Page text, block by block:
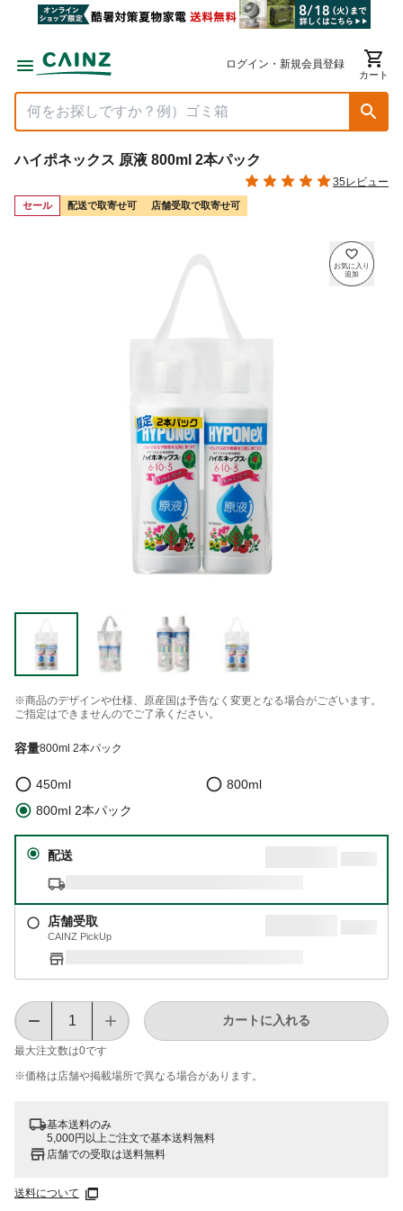
ログイン・新規会員登録
カート
ハイポネックス 原液 800ml 2本パック
35レビュー
セール 配送で取寄せ可 店舗受取で取寄せ可
※商品のデザインや仕様、原産国は予告なく変更となる場合がございます。
ご指定はできませんのでご了承ください。
容量800ml 2本パック
450ml
800ml
800ml 2本パック
配送
店舗受取
CAINZ PickUp
最大注文数は0です
カートに入れる
※価格は​店舗や​掲載場所で​異なる​場合が​あります。
基本送料のみ
5,000円以上ご注文で基本送料無料
店舗での受取は送料無料
送料について